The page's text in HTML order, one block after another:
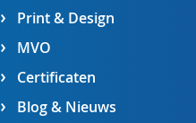
Print & Design
MVO
Certificaten
Blog & Nieuws